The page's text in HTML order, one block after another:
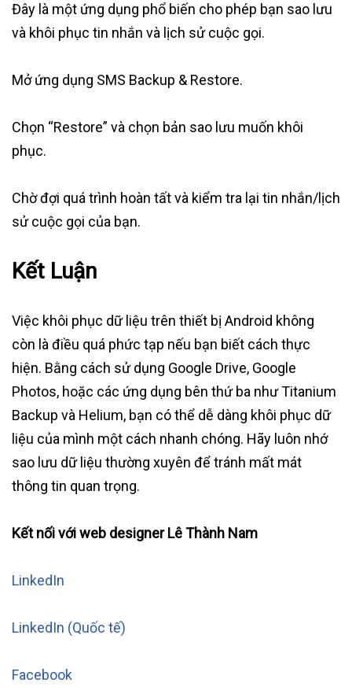
Đây là một ứng dụng phổ biến cho phép bạn sao lưu
và khôi phục tin nhắn và lịch sử cuộc gọi.
Mở ứng dụng SMS Backup & Restore.
Chọn “Restore” và chọn bản sao lưu muốn khôi
phục.
Chờ đợi quá trình hoàn tất và kiểm tra lại tin nhắn/lịch
sử cuộc gọi của bạn.
Kết Luận
Việc khôi phục dữ liệu trên thiết bị Android không
còn là điều quá phức tạp nếu bạn biết cách thực
hiện. Bằng cách sử dụng Google Drive, Google
Photos, hoặc các ứng dụng bên thứ ba như Titanium
Backup và Helium, bạn có thể dễ dàng khôi phục dữ
liệu của mình một cách nhanh chóng. Hãy luôn nhớ
sao lưu dữ liệu thường xuyên để tránh mất mát
thông tin quan trọng.
Kết nối với web designer Lê Thành Nam
LinkedIn
LinkedIn (Quốc tế)
Facebook